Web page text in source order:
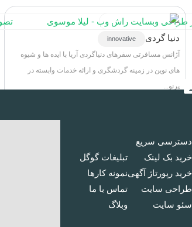
دنیا گردی innovative
آژانس مسافرتی سفرهای دنیاگردی آریا با ایده ها و شیوه
های نوین در زمینه گردشگری و ارائه خدمات وابسته در
پرتو...
دسترسی سریع
خرید بک لینک
خرید رپورتاژ آگهی
طراحی سایت
سئو سایت
تبلیغات گوگل
نمونه کار‌ها
تماس با ما
وبلاگ